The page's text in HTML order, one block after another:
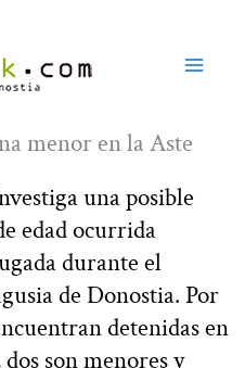
menor en la Aste
una posible
edad ocurrida
durante el
de Donostia. Por
detenidas en
son menores y